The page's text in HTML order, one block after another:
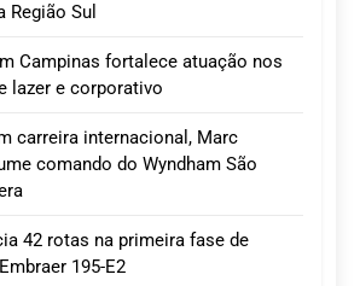
Região Sul
Campinas fortalece atuação nos
lazer e corporativo
carreira internacional, Marc
comando do Wyndham São
42 rotas na primeira fase de
195-E2